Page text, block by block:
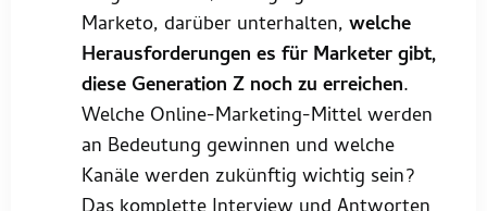
Marketo, darüber unterhalten, welche
Herausforderungen es für Marketer gibt,
diese Generation Z noch zu erreichen.
Welche Online-Marketing-Mittel werden
an Bedeutung gewinnen und welche
Kanäle werden zukünftig wichtig sein?